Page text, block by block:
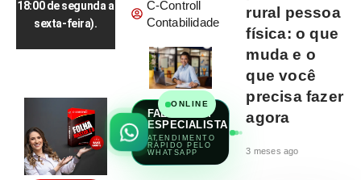
18:00 de segunda a
sexta-feira).
C-Controll
Contabilidade
ONLINE
FALAR COM
ESPECIALISTA
ATENDIMENTO
RÁPIDO PELO
WHATSAPP
rural pessoa
física: o que
muda e o
que você
precisa fazer
agora
3 meses ago